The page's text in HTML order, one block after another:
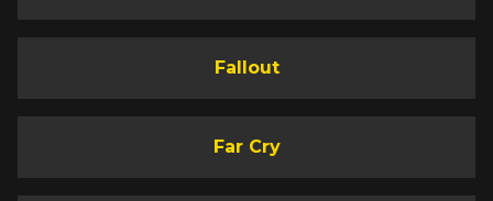
Fallout
Far Cry